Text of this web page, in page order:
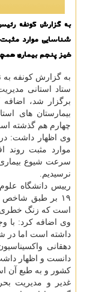
به گزارش کونفه
شناسایی موارد
خیز پنجم بیماری
به گزارش کونفه به
ستاد استانی
بیمارستان های
چهارم هم گذشته
وی اظهار داشت: در
موارد مثبت روند
سرعت شیوع
نرسیدیم.
رییس دانشگاه
۱۹ بر طبق
است که زنگ خطری
وی اضافه کرد: با
داشته است اما در
دهقانی
دانست و اظهار
غدیر و مدیریت